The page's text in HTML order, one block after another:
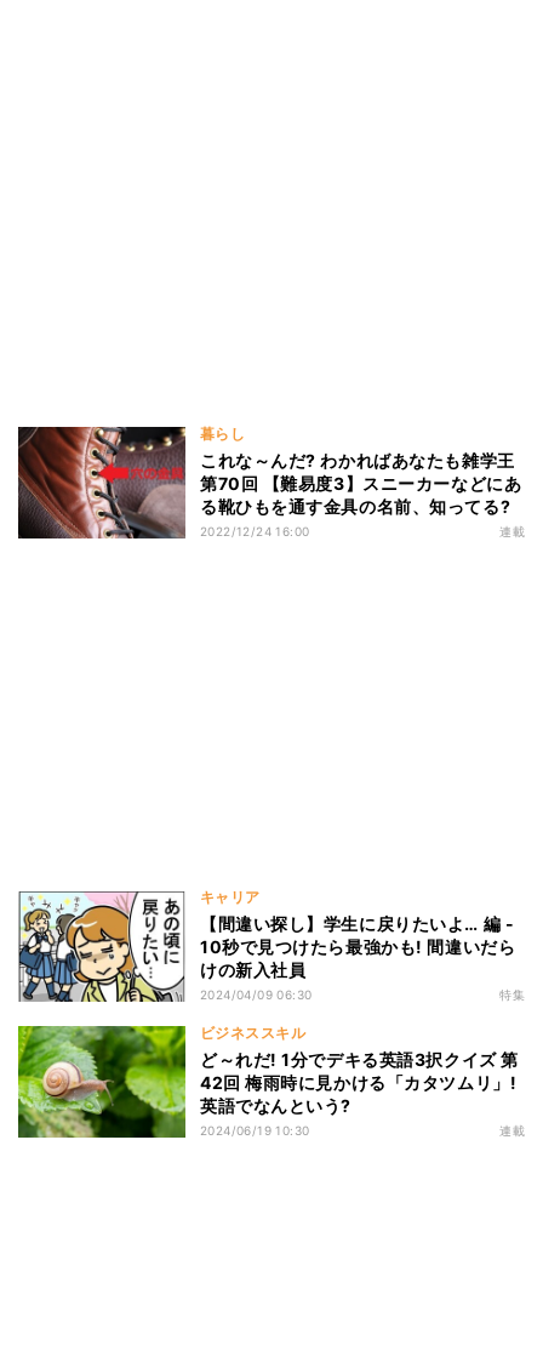
暮らし
これな～んだ? わかればあなたも雑学王
第70回 【難易度3】スニーカーなどにあ
る靴ひもを通す金具の名前、知ってる?
2022/12/24 16:00 連載
キャリア
【間違い探し】学生に戻りたいよ… 編 -
10秒で見つけたら最強かも! 間違いだら
けの新入社員
2024/04/09 06:30 特集
ビジネススキル
ど～れだ! 1分でデキる英語3択クイズ 第
42回 梅雨時に見かける「カタツムリ」!
英語でなんという?
2024/06/19 10:30 連載